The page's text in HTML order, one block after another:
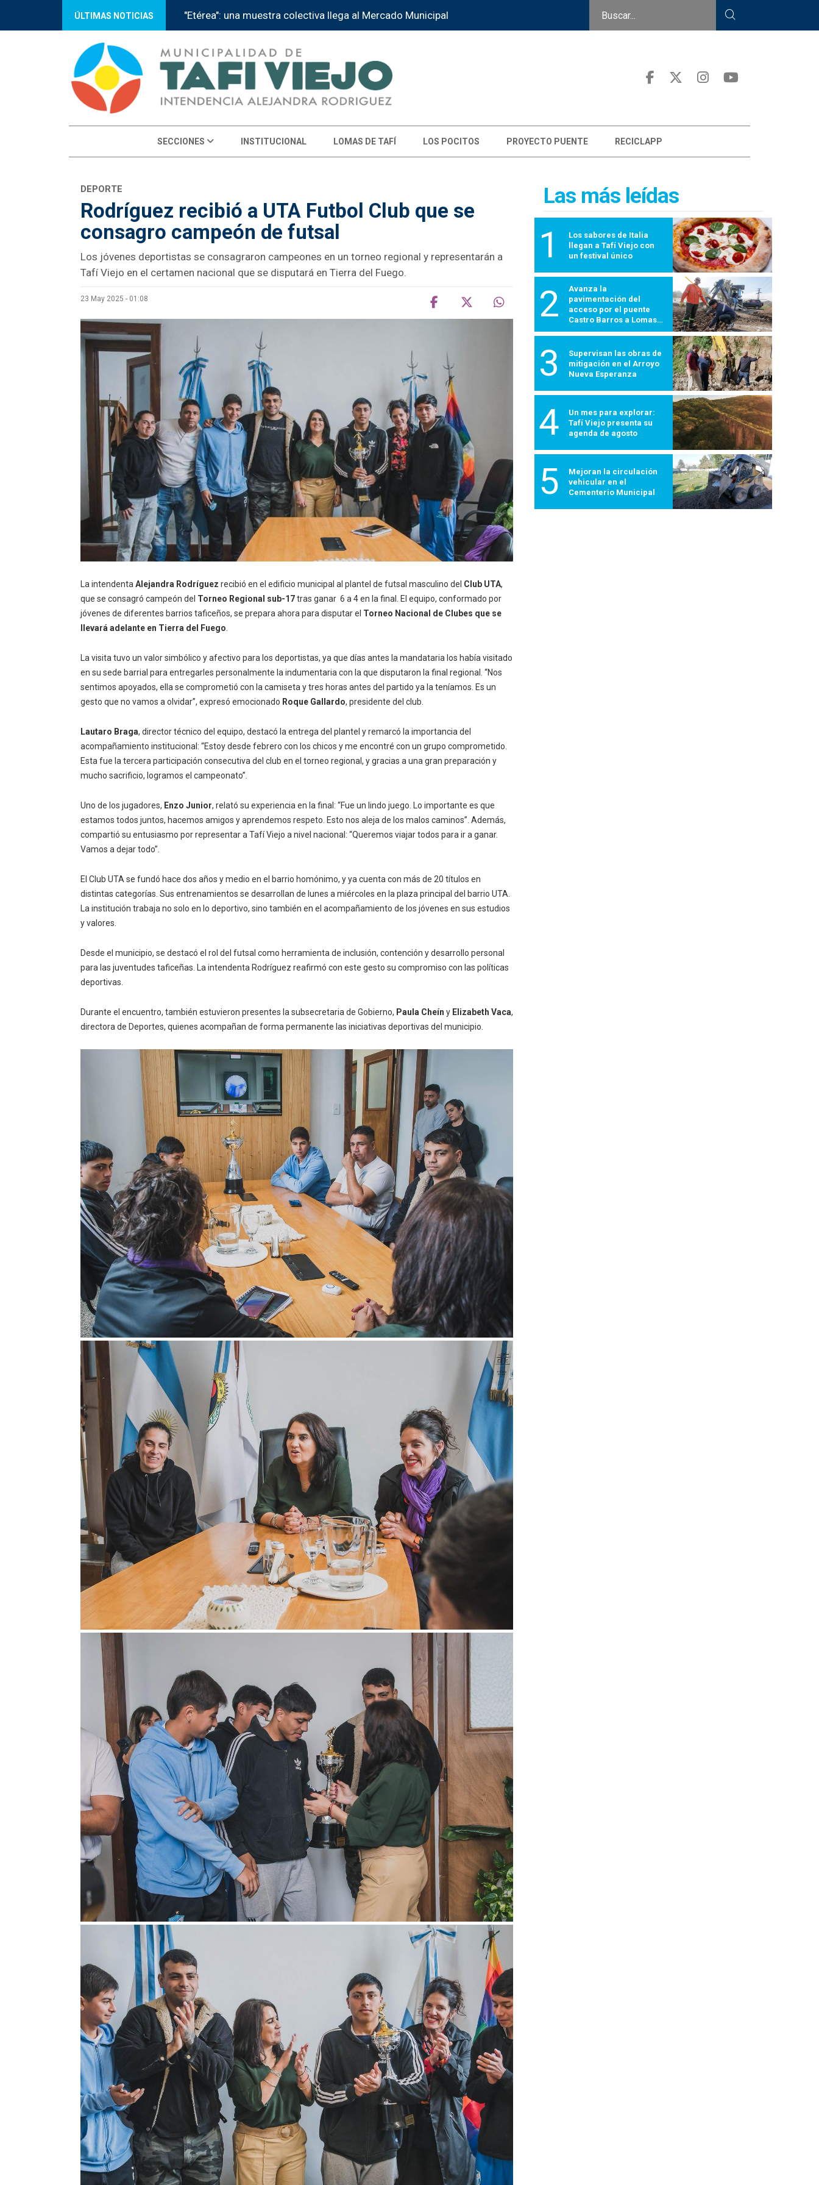
ÚLTIMAS NOTICIAS Tafí Viejo recibe a la Instancia Provincial de la Feria de Educación
SECCIONES INSTITUCIONAL LOMAS DE TAFÍ LOS POCITOS PROYECTO PUENTE RECICLAPP
DEPORTE
Rodríguez recibió a UTA Futbol Club que se
consagro campeón de futsal
Los jóvenes deportistas se consagraron campeones en un torneo regional y representarán a
Tafí Viejo en el certamen nacional que se disputará en Tierra del Fuego.
23 May 2025 - 01:08
La intendenta Alejandra Rodríguez recibió en el edificio municipal al plantel de futsal masculino del Club UTA,
que se consagró campeón del Torneo Regional sub-17tras ganar 6 a 4 en la final. El equipo, conformado por
jóvenes de diferentes barrios taficeños, se prepara ahora para disputar el Torneo Nacional de Clubes que se
llevará adelante en Tierra del Fuego
La visita tuvo un valor simbólico y afectivo para los deportistas, ya que días antes la mandataria los había visitado
en su sede barrial para entregarles personalmente la indumentaria con la que disputaron la final regional. “Nos
sentimos apoyados, ella se comprometió con la camiseta y tres horas antes del partido ya la teníamos. Es un
gesto que no vamos a olvidar”, expresó emocionado Roque Gallardo, presidente del club.
Lautaro Braga, director técnico del equipo, destacó la entrega del plantel y remarcó la importancia del
acompañamiento institucional: “Estoy desde febrero con los chicos y me encontré con un grupo comprometido.
Esta fue la tercera participación consecutiva del club en el torneo regional, y gracias a una gran preparación y
mucho sacrificio, logramos el campeonato”.
Uno de los jugadores, Enzo Junior, relató su experiencia en la final: “Fue un lindo juego. Lo importante es que
estamos todos juntos, hacemos amigos y aprendemos respeto. Esto nos aleja de los malos caminos”. Además,
compartió su entusiasmo por representar a Tafí Viejo a nivel nacional: “Queremos viajar todos para ir a ganar.
Vamos a dejar todo”.
El Club UTA se fundó hace dos años y medio en el barrio homónimo, y ya cuenta con más de 20 títulos en
distintas categorías. Sus entrenamientos se desarrollan de lunes a miércoles en la plaza principal del barrio UTA.
La institución trabaja no solo en lo deportivo, sino también en el acompañamiento de los jóvenes en sus estudios
y valores.
Desde el municipio, se destacó el rol del futsal como herramienta de inclusión, contención y desarrollo personal
para las juventudes taficeñas. La intendenta Rodríguez reafirmó con este gesto su compromiso con las políticas
deportivas.
Durante el encuentro, también estuvieron presentes la subsecretaria de Gobierno, Paula Cheín y Elizabeth Vaca,
directora de Deportes, quienes acompañan de forma permanente las iniciativas deportivas del municipio.
Las más leídas
1
Los sabores de Italia
llegan a Tafí Viejo con
un festival único
2
Avanza la
pavimentación del
acceso por el puente
Castro Barros a Lomas
600
3
Supervisan las obras de
mitigación en el Arroyo
Nueva Esperanza
4
Un mes para explorar:
Tafí Viejo presenta su
agenda de agosto
5
Mejoran la circulación
vehicular en el
Cementerio Municipal